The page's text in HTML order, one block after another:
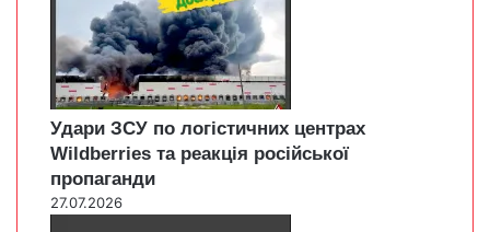
Удари ЗСУ по логістичних центрах
Wildberries та реакція російської
пропаганди
27.07.2026